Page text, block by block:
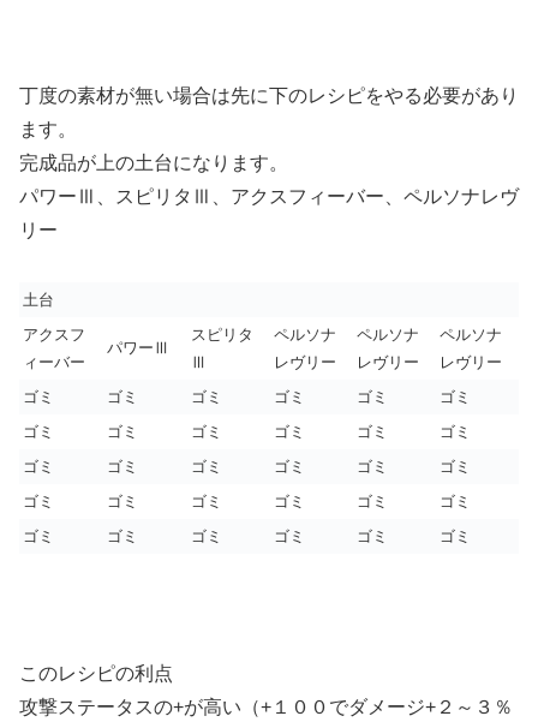
丁度の素材が無い場合は先に下のレシピをやる必要があり
ます。
完成品が上の土台になります。
パワーⅢ、スピリタⅢ、アクスフィーバー、ペルソナレヴ
リー
土台
アクスフ
ィーバー
パワーⅢ
スピリタ
Ⅲ
ペルソナ
レヴリー
ペルソナ
レヴリー
ペルソナ
レヴリー
ゴミ
ゴミ ゴミ ゴミ ゴミ
ゴミ
ゴミ
ゴミ ゴミ ゴミ ゴミ
ゴミ
ゴミ
ゴミ ゴミ ゴミ ゴミ
ゴミ
ゴミ
ゴミ ゴミ ゴミ ゴミ
ゴミ
ゴミ
ゴミ ゴミ ゴミ ゴミ ゴミ
このレシピの利点
攻撃ステータスの+が高い（+１００でダメージ+２～３％